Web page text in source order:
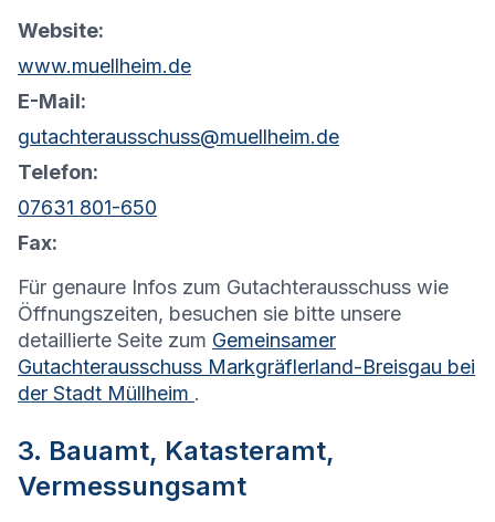
Website:
www.muellheim.de
E-Mail:
gutachterausschuss@muellheim.de
Telefon:
07631 801-650
Fax:
Für genaure Infos zum Gutachterausschuss wie
Öffnungszeiten, besuchen sie bitte unsere
detaillierte Seite zum Gemeinsamer
Gutachterausschuss Markgräflerland-Breisgau bei
der Stadt Müllheim .
3. Bauamt, Katasteramt,
Vermessungsamt